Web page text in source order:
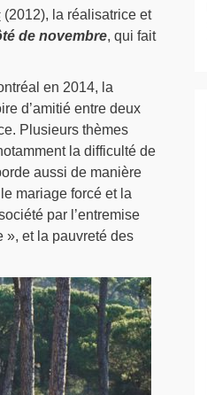
(2012), la réalisatrice et
de novembre, qui fait
en 2014, la
d’amitié entre deux
Plusieurs thèmes
la difficulté de
aussi de manière
mariage forcé et la
par l’entremise
», et la pauvreté des